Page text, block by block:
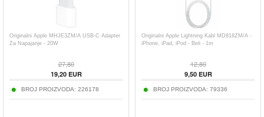
Originalni Apple MHJE3ZM/A USB-C Adapter
Za Napajanje - 20W
27,80
19,20EUR
BROJ PROIZVODA: 226178
Originalni Apple Lightning Kabl MD818ZM/A -
iPhone, iPad, iPod - Beli - 1m
12,80
9,50EUR
BROJ PROIZVODA: 79336